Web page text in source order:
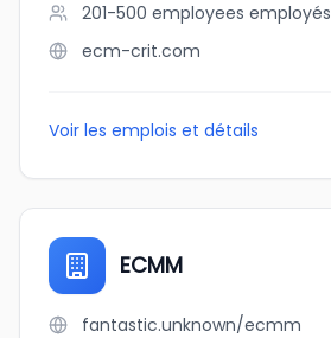
201-500 employees employés
ecm-crit.com
Voir les emplois et détails
ECMM
fantastic.unknown/ecmm